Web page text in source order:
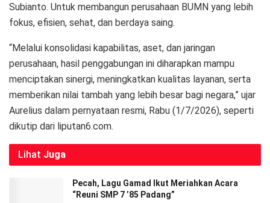
Subianto. Untuk membangun perusahaan BUMN yang lebih
fokus, efisien, sehat, dan berdaya saing.
“Melalui konsolidasi kapabilitas, aset, dan jaringan
perusahaan, hasil penggabungan ini diharapkan mampu
menciptakan sinergi, meningkatkan kualitas layanan, serta
memberikan nilai tambah yang lebih besar bagi negara,” ujar
Aurelius dalam pernyataan resmi, Rabu (1/7/2026), seperti
dikutip dari liputan6.com.
Lihat Juga
Pecah, Lagu Gamad Ikut Meriahkan Acara
“Reuni SMP 7 ’85 Padang”